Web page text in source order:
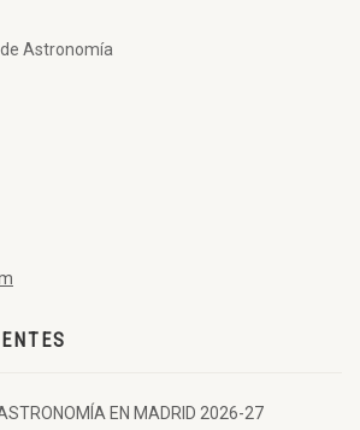
Astronomía
EN MADRID 2026-27